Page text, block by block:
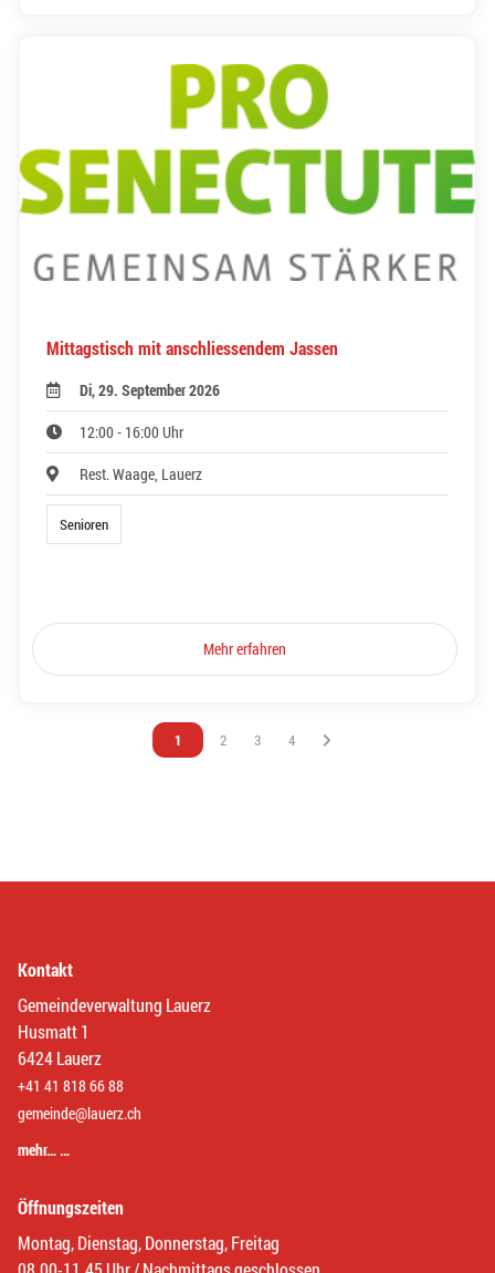
Mittagstisch mit anschliessendem Jassen
Di, 29. September 2026
12:00 - 16:00 Uhr
Rest. Waage, Lauerz
Senioren
Mehr erfahren
Vous êtes sur la page
1 Vous êtes sur la page
2 Vous êtes sur la page
3 Vous êtes sur la page
4
Kontakt
Gemeindeverwaltung Lauerz
Husmatt 1
6424 Lauerz
+41 41 818 66 88
gemeinde@lauerz.ch
mehr… …
Öffnungszeiten
Montag, Dienstag, Donnerstag, Freitag